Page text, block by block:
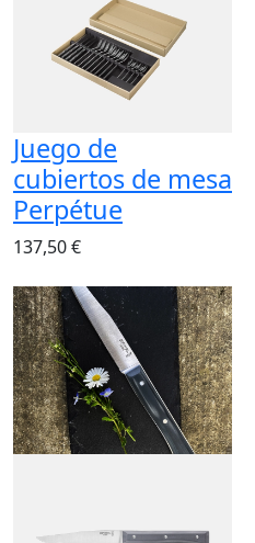
Juego de
cubiertos de mesa
Perpétue
137,50 €